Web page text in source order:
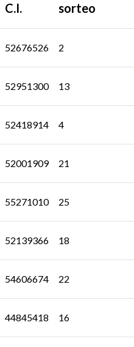
C.I.
sorteo
52676526 2
52951300 13
52418914 4
52001909 21
55271010 25
52139366 18
54606674 22
44845418 16